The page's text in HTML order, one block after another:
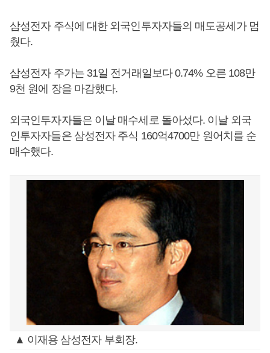
삼성전자 주식에 대한 외국인투자자들의 매도공세가 멈
췄다.
삼성전자 주가는 31일 전거래일보다 0.74% 오른 108만
9천 원에 장을 마감했다.
외국인투자자들은 이날 매수세로 돌아섰다. 이날 외국
인투자자들은 삼성전자 주식 160억4700만 원어치를 순
매수했다.
▲ 이재용 삼성전자 부회장.